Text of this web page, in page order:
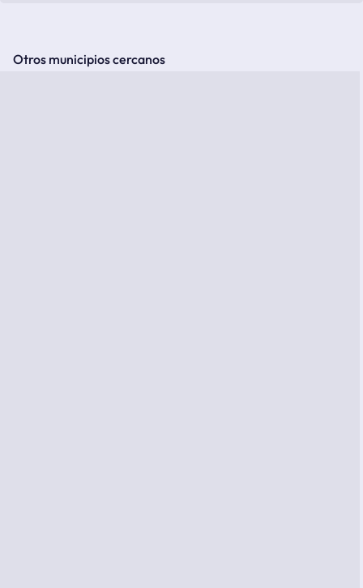
Otros municipios cercanos